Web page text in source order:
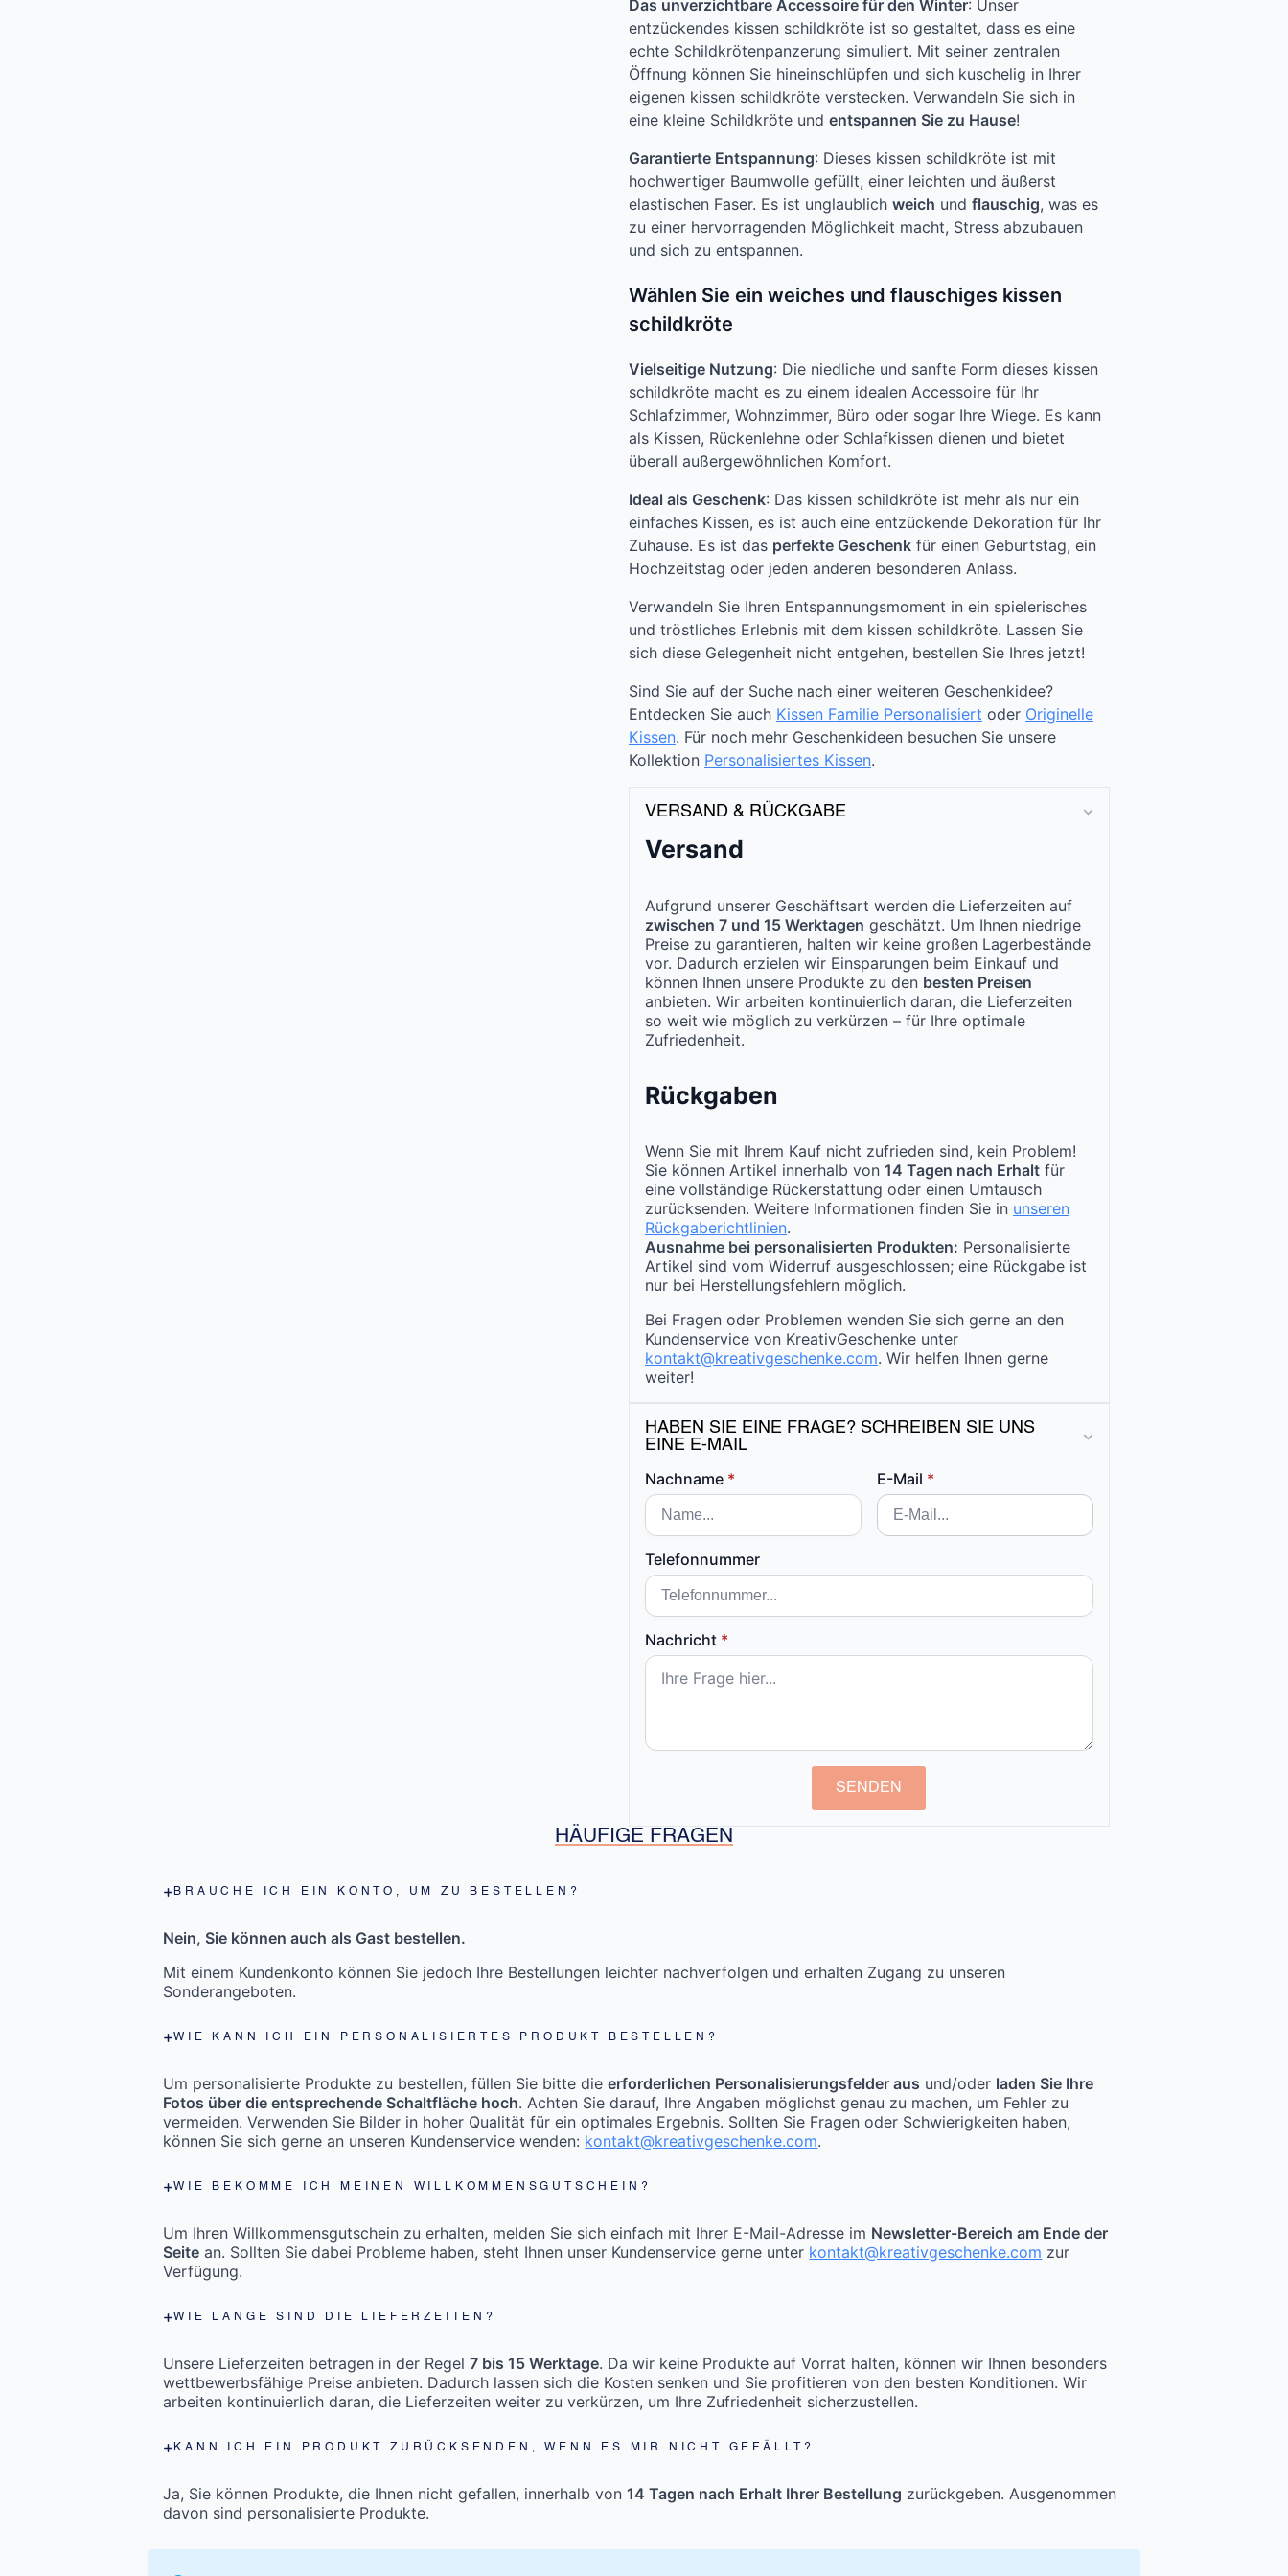
Das unverzichtbare Accessoire für den Winter: Unser
entzückendes kissen schildkröte ist so gestaltet, dass es eine
echte Schildkrötenpanzerung simuliert. Mit seiner zentralen
Öffnung können Sie hineinschlüpfen und sich kuschelig in Ihrer
eigenen kissen schildkröte verstecken. Verwandeln Sie sich in
eine kleine Schildkröte und entspannen Sie zu Hause!
Garantierte Entspannung: Dieses kissen schildkröte ist mit
hochwertiger Baumwolle gefüllt, einer leichten und äußerst
elastischen Faser. Es ist unglaublich weich und flauschig, was es
zu einer hervorragenden Möglichkeit macht, Stress abzubauen
und sich zu entspannen.
Wählen Sie ein weiches und flauschiges kissen
schildkröte
Vielseitige Nutzung: Die niedliche und sanfte Form dieses kissen
schildkröte macht es zu einem idealen Accessoire für Ihr
Schlafzimmer, Wohnzimmer, Büro oder sogar Ihre Wiege. Es kann
als Kissen, Rückenlehne oder Schlafkissen dienen und bietet
überall außergewöhnlichen Komfort.
Ideal als Geschenk: Das kissen schildkröte ist mehr als nur ein
einfaches Kissen, es ist auch eine entzückende Dekoration für Ihr
Zuhause. Es ist das perfekte Geschenk für einen Geburtstag, ein
Hochzeitstag oder jeden anderen besonderen Anlass.
Verwandeln Sie Ihren Entspannungsmoment in ein spielerisches
und tröstliches Erlebnis mit dem kissen schildkröte. Lassen Sie
sich diese Gelegenheit nicht entgehen, bestellen Sie Ihres jetzt!
Sind Sie auf der Suche nach einer weiteren Geschenkidee?
Entdecken Sie auch Kissen Familie Personalisiert oder Originelle
Kissen. Für noch mehr Geschenkideen besuchen Sie unsere
Kollektion Personalisiertes Kissen.
VERSAND & RÜCKGABE
Versand
Aufgrund unserer Geschäftsart werden die Lieferzeiten auf
zwischen 7 und 15 Werktagen geschätzt. Um Ihnen niedrige
Preise zu garantieren, halten wir keine großen Lagerbestände
vor. Dadurch erzielen wir Einsparungen beim Einkauf und
können Ihnen unsere Produkte zu den besten Preisen
anbieten. Wir arbeiten kontinuierlich daran, die Lieferzeiten
so weit wie möglich zu verkürzen – für Ihre optimale
Zufriedenheit.
Rückgaben
Wenn Sie mit Ihrem Kauf nicht zufrieden sind, kein Problem!
Sie können Artikel innerhalb von 14 Tagen nach Erhalt für
eine vollständige Rückerstattung oder einen Umtausch
zurücksenden. Weitere Informationen finden Sie in unseren
Rückgaberichtlinien.
Ausnahme bei personalisierten Produkten: Personalisierte
Artikel sind vom Widerruf ausgeschlossen; eine Rückgabe ist
nur bei Herstellungsfehlern möglich.
Bei Fragen oder Problemen wenden Sie sich gerne an den
Kundenservice von KreativGeschenke unter
kontakt@kreativgeschenke.com. Wir helfen Ihnen gerne
weiter!
HABEN SIE EINE FRAGE? SCHREIBEN SIE UNS
EINE E-MAIL
Nachname * E-Mail *
Telefonnummer
Nachricht *
SENDEN
HÄUFIGE FRAGEN
BRAUCHE ICH EIN KONTO, UM ZU BESTELLEN?
Nein, Sie können auch als Gast bestellen.
Mit einem Kundenkonto können Sie jedoch Ihre Bestellungen leichter nachverfolgen und erhalten Zugang zu unseren
Sonderangeboten.
WIE KANN ICH EIN PERSONALISIERTES PRODUKT BESTELLEN?
Um personalisierte Produkte zu bestellen, füllen Sie bitte dieerforderlichen Personalisierungsfelder aus und/oder laden Sie Ihre
Fotos über die entsprechende Schaltfläche hoch. Achten Sie darauf, Ihre Angaben möglichst genau zu machen, um Fehler zu
vermeiden. Verwenden Sie Bilder in hoher Qualität für ein optimales Ergebnis. Sollten Sie Fragen oder Schwierigkeiten haben,
können Sie sich gerne an unseren Kundenservice wenden: kontakt@kreativgeschenke.com.
WIE BEKOMME ICH MEINEN WILLKOMMENSGUTSCHEIN?
Um Ihren Willkommensgutschein zu erhalten, melden Sie sich einfach mit Ihrer E-Mail-Adresse im Newsletter-Bereich am Ende der
Seite an. Sollten Sie dabei Probleme haben, steht Ihnen unser Kundenservice gerne unter kontakt@kreativgeschenke.com zur
Verfügung.
WIE LANGE SIND DIE LIEFERZEITEN?
Unsere Lieferzeiten betragen in der Regel7 bis 15 Werktage. Da wir keine Produkte auf Vorrat halten, können wir Ihnen besonders
wettbewerbsfähige Preise anbieten. Dadurch lassen sich die Kosten senken und Sie profitieren von den besten Konditionen. Wir
arbeiten kontinuierlich daran, die Lieferzeiten weiter zu verkürzen, um Ihre Zufriedenheit sicherzustellen.
KANN ICH EIN PRODUKT ZURÜCKSENDEN, WENN ES MIR NICHT GEFÄLLT?
Ja, Sie können Produkte, die Ihnen nicht gefallen, innerhalb von14 Tagen nach Erhalt Ihrer Bestellung zurückgeben. Ausgenommen
davon sind personalisierte Produkte.